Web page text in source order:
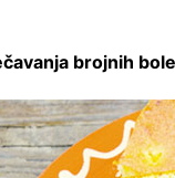
brojnih